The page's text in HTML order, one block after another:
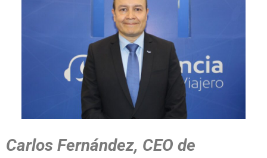
Carlos Fernández, CEO de